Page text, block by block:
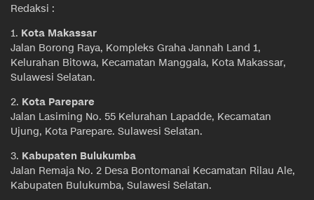
Redaksi :
1. Kota Makassar
Jalan Borong Raya, Kompleks Graha Jannah Land 1,
Kelurahan Bitowa, Kecamatan Manggala, Kota Makassar,
Sulawesi Selatan.
2. Kota Parepare
Jalan Lasiming No. 55 Kelurahan Lapadde, Kecamatan
Ujung, Kota Parepare. Sulawesi Selatan.
3. Kabupaten Bulukumba
Jalan Remaja No. 2 Desa Bontomanai Kecamatan Rilau Ale,
Kabupaten Bulukumba, Sulawesi Selatan.